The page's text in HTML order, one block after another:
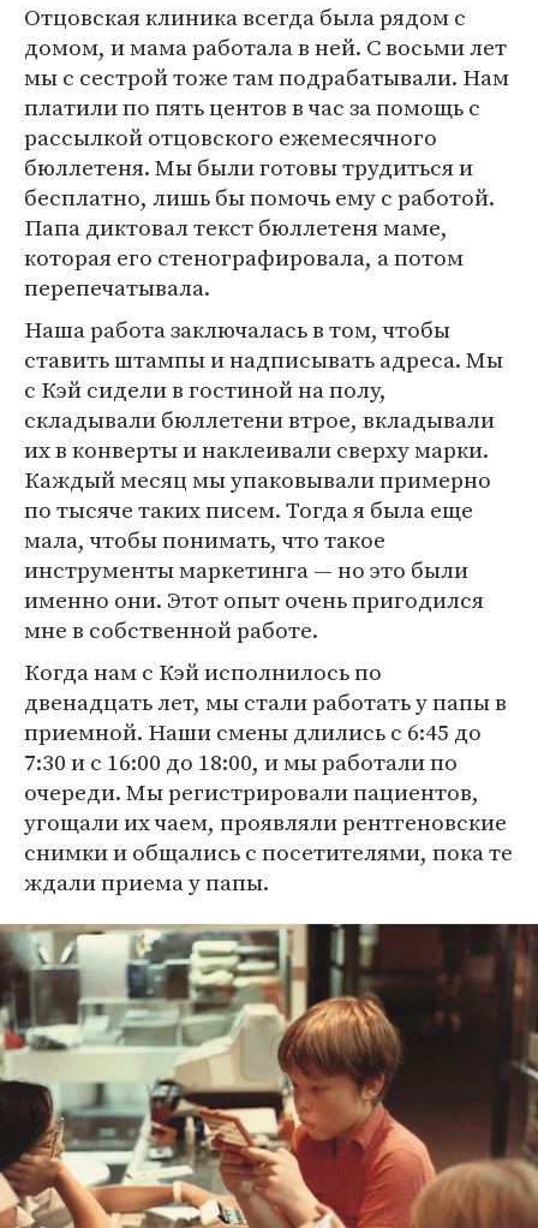
Отцовская клиника всегда была рядом с
домом, и мама работала в ней. С восьми лет
мы с сестрой тоже там подрабатывали. Нам
платили по пять центов в час за помощь с
рассылкой отцовского ежемесячного
бюллетеня. Мы были готовы трудиться и
бесплатно, лишь бы помочь ему с работой.
Папа диктовал текст бюллетеня маме,
которая его стенографировала, а потом
перепечатывала.
Наша работа заключалась в том, чтобы
ставить штампы и надписывать адреса. Мы
с Кэй сидели в гостиной на полу,
складывали бюллетени втрое, вкладывали
их в конверты и наклеивали сверху марки.
Каждый месяц мы упаковывали примерно
по тысяче таких писем. Тогда я была еще
мала, чтобы понимать, что такое
инструменты маркетинга — но это были
именно они. Этот опыт очень пригодился
мне в собственной работе.
Когда нам с Кэй исполнилось по
двенадцать лет, мы стали работать у папы в
приемной. Наши смены длились с 6:45 до
7:30 и с 16:00 до 18:00, и мы работали по
очереди. Мы регистрировали пациентов,
угощали их чаем, проявляли рентгеновские
снимки и общались с посетителями, пока те
ждали приема у папы.